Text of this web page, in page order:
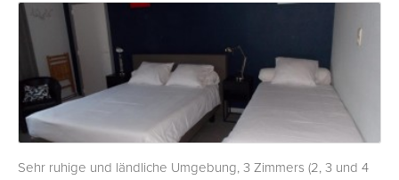
Sehr ruhige und ländliche Umgebung, 3 Zimmers (2, 3 und 4